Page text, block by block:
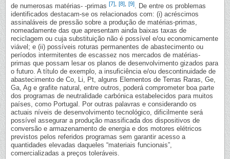
de numerosas matérias- -primas [7] [8] [9]. De entre os problemas
identificados destacam-se os relacionados com: (i) acréscimos
assinaláveis de pressão sobre a produção de matérias-primas,
nomeadamente das que apresentam ainda baixas taxas de
reciclagem ou cuja substituição não é possível e/ou economicamente
viável; e (ii) possíveis roturas permanentes de abastecimento ou
períodos intermitentes de escassez nos mercados de matérias-
primas que possam lesar os planos de desenvolvimento gizados para
o futuro. A título de exemplo, a insuficiência e/ou descontinuidade de
abastecimento de Co, Li, Pt, alguns Elementos de Terras Raras, Ge,
Ga, Ag e grafite natural, entre outros, poderá comprometer boa parte
dos programas de neutralidade carbónica estabelecidos para muitos
países, como Portugal. Por outras palavras e considerando os
actuais níveis de desenvolvimento tecnológico, dificilmente será
possível assegurar a produção massificada dos dispositivos de
conversão e armazenamento de energia e dos motores elétricos
previstos pelos referidos programas sem garantir acesso a
quantidades elevadas daqueles “materiais funcionais”,
comercializadas a preços toleráveis.